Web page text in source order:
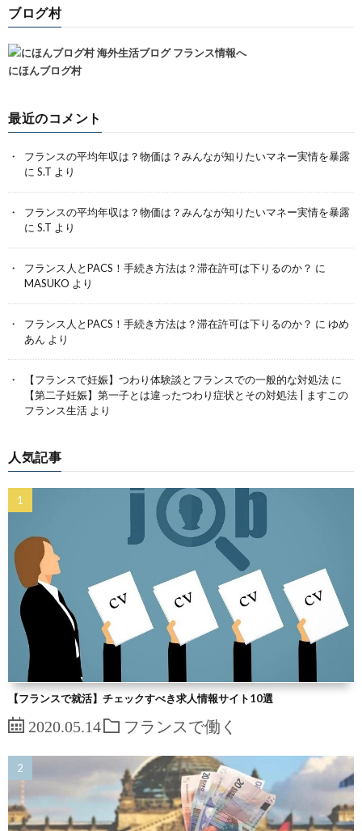
ブログ村
にほんブログ村
最近のコメント
フランスの平均年収は？物価は？みんなが知りたいマネー実情を暴露
に S.T より
フランスの平均年収は？物価は？みんなが知りたいマネー実情を暴露
に S.T より
フランス人とPACS！手続き方法は？滞在許可は下りるのか？ に
MASUKO より
フランス人とPACS！手続き方法は？滞在許可は下りるのか？ に ゆめ
あん より
【フランスで妊娠】つわり体験談とフランスでの一般的な対処法 に
【第二子妊娠】第一子とは違ったつわり症状とその対処法 | ますこの
フランス生活 より
人気記事
【フランスで就活】チェックすべき求人情報サイト10選
2020.05.14 フランスで働く